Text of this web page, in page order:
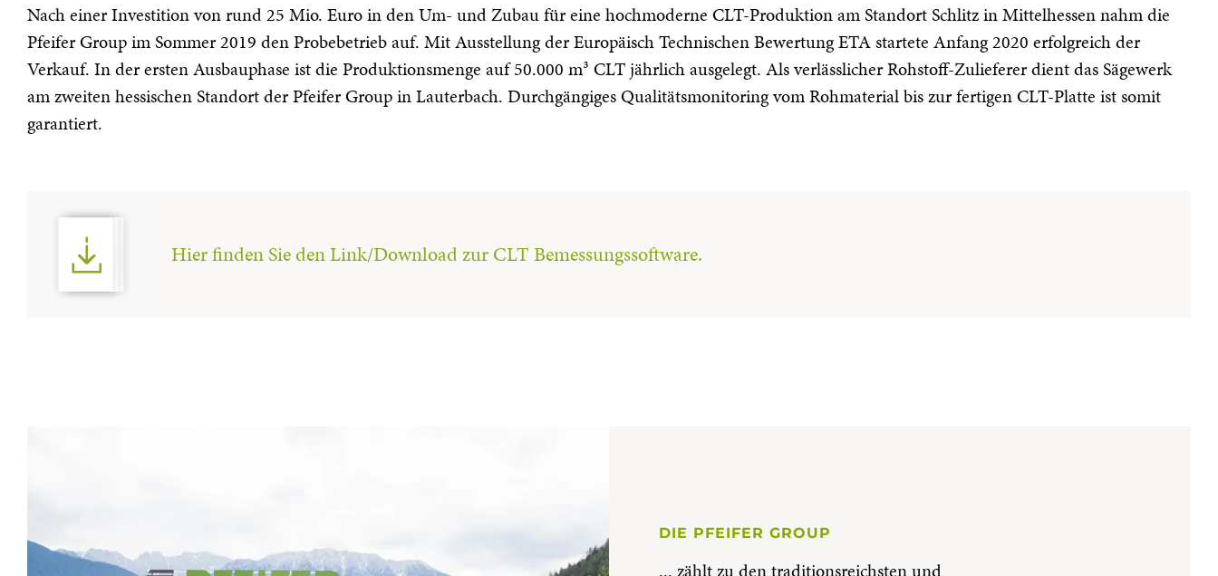
Nach einer Investition von rund 25 Mio. Euro in den Um- und Zubau für eine hochmoderne CLT-Produktion am Standort Schlitz in Mittelhessen nahm die
Pfeifer Group im Sommer 2019 den Probebetrieb auf. Mit Ausstellung der Europäisch Technischen Bewertung ETA startete Anfang 2020 erfolgreich der
Verkauf. In der ersten Ausbauphase ist die Produktionsmenge auf 50.000 m³ CLT jährlich ausgelegt. Als verlässlicher Rohstoff-Zulieferer dient das Sägewerk
am zweiten hessischen Standort der Pfeifer Group in Lauterbach. Durchgängiges Qualitätsmonitoring vom Rohmaterial bis zur fertigen CLT-Platte ist somit
garantiert.
Hier finden Sie den Link/Download zur CLT Bemessungssoftware.
DIE PFEIFER GROUP
... zählt zu den traditionsreichsten und